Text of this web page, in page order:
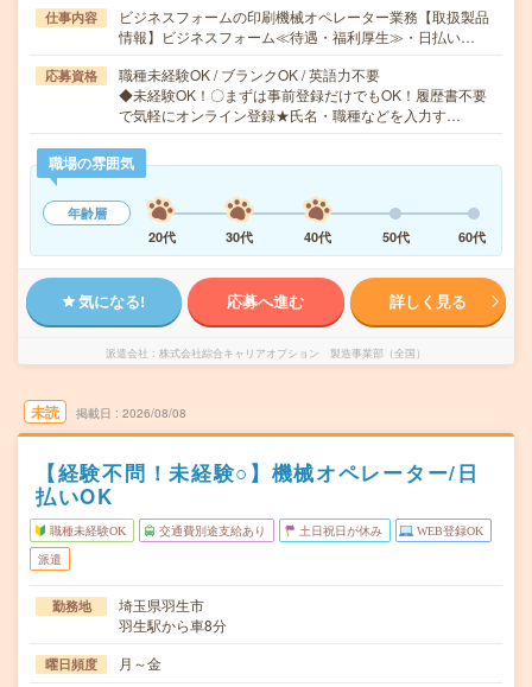
仕事内容
ビジネスフォームの印刷機械オペレーター業務【取扱製品
情報】ビジネスフォーム≪待遇・福利厚生≫・日払い…
応募資格
職種未経験OK / ブランクOK / 英語力不要
◆未経験OK！〇まずは事前登録だけでもOK！履歴書不要
で気軽にオンライン登録★氏名・職種などを入力す…
職場の雰囲気
年齢層
20代
30代 40代 50代 60代
気になる! 応募へ進む 詳しく見る
派遣会社 株式会社綜合キャリアオプション 製造事業部（全国）
未読 掲載日 2026/08/08
【経験不問！未経験○】機械オペレーター/日
払いOK
職種未経験OK 交通費別途支給あり 土日祝日が休み WEB登録OK
派遣
勤務地
埼玉県羽生市
羽生駅から車8分
曜日頻度 月～金